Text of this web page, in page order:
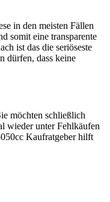
in den meisten Fällen
somit eine transparente
ist das die seriöseste
dürfen, dass keine
möchten schließlich
wieder unter Fehlkäufen
Kaufratgeber hilft